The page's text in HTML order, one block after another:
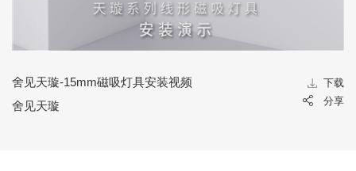
舍见天璇-15mm磁吸灯具安装视频
舍见天璇
下载
分享